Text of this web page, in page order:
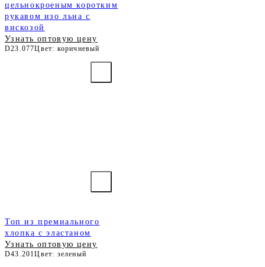
цельнокроеным коротким
рукавом изо льна с
вискозой
Узнать оптовую цену
D23.077Цвет: коричневый
Топ из премиального
хлопка с эластаном
Узнать оптовую цену
D43.201Цвет: зеленый